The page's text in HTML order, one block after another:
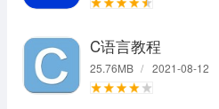
C语言教程
25.76MB / 2021-08-12